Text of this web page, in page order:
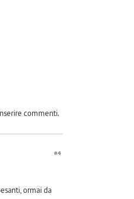
commenti.
#4
ormai da